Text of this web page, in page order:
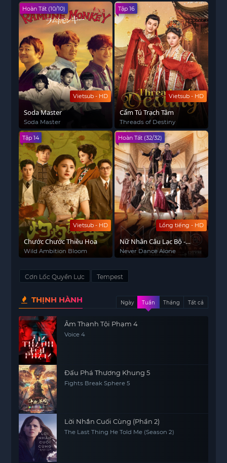
Vietsub - HD
Hoàn Tất (10/10)
Soda Master
Soda Master
Vietsub - HD
Tập 16
Cẩm Tú Trạch Tâm
Threads of Destiny
Vietsub - HD
Tập 14
Chước Chước Thiều Hoa
Wild Ambition Bloom
Lồng tiếng - HD
Hoàn Tất (32/32)
Nữ Nhân Câu Lạc Bộ -
Never Dance Alone
Never Dance Alone
Cơn Lốc Quyền Lực Tempest
THỊNH HÀNH Ngày Tuần Tháng Tất cả
Âm Thanh Tội Phạm 4
Voice 4
Đấu Phá Thương Khung 5
Fights Break Sphere 5
Lời Nhắn Cuối Cùng (Phần 2)
The Last Thing He Told Me (Season 2)